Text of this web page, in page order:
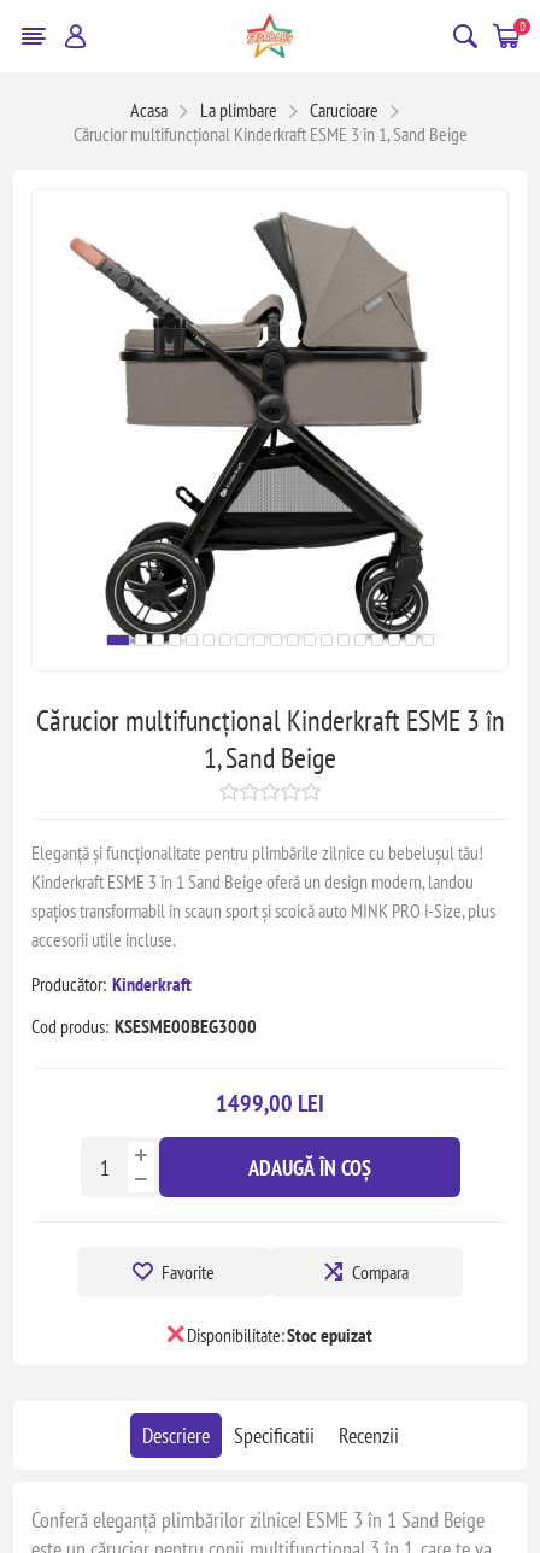
0
Acasa La plimbare
Carucioare
Cărucior multifuncțional Kinderkraft ESME 3 în 1, Sand Beige
Cărucior multifuncțional Kinderkraft ESME 3 în
1, Sand Beige
Eleganță și funcționalitate pentru plimbările zilnice cu bebelușul tău!
Kinderkraft ESME 3 în 1 Sand Beige oferă un design modern, landou
spațios transformabil în scaun sport și scoică auto MINK PRO i-Size, plus
accesorii utile incluse.
Producător: Kinderkraft
Cod produs: KSESME00BEG3000
1499,00 LEI
ADAUGĂ ÎN COȘ
Favorite Compara
Disponibilitate:Stoc epuizat
Descriere Specificatii Recenzii
Conferă eleganță plimbărilor zilnice! ESME 3 în 1 Sand Beige